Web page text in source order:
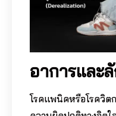
อาการและ
โรคแพนิคหรือโรควิ